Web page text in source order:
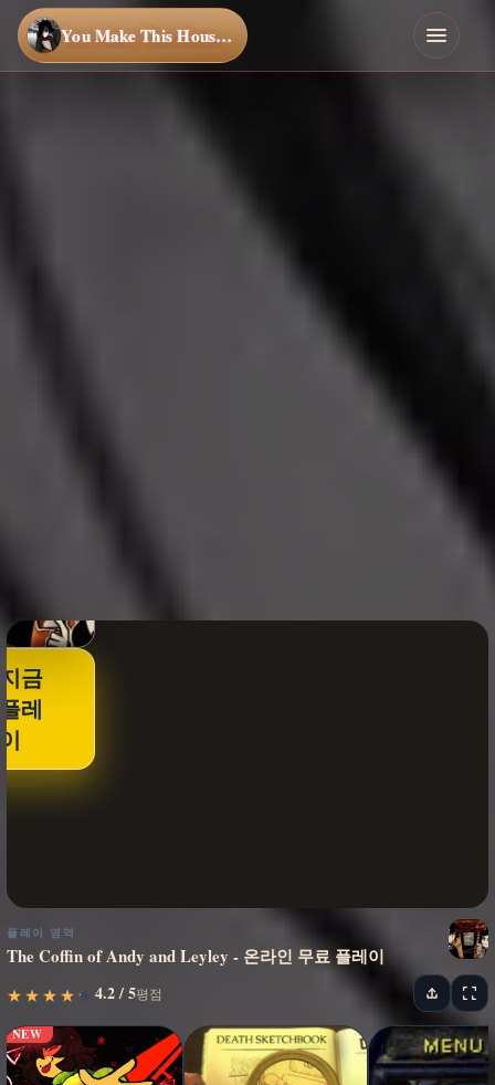
You Make This House a Home
지금
플레
이
플레이 영역
The Coffin of Andy and Leyley - 온라인 무료 플레이
★
★ ★
★ ★
★ ★
★ ★★ 4.2 / 5평점
NEW